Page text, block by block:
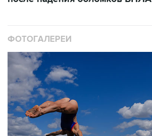
ФОТОГАЛЕРЕИ